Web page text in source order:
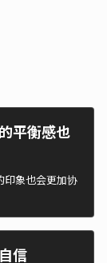
平衡感也
印象也会更加协
信